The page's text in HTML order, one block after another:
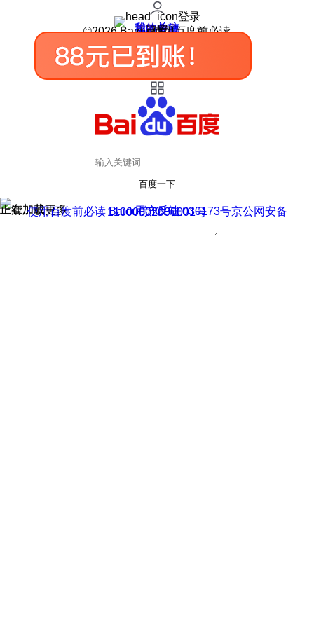
登录
我的关注
我的收藏
皮肤中心
用户反馈
设置
©2026 Baidu 使用百度前必读
百度一下
正在加载
上滑加载更多 用户反馈
使用百度前必读 Baidu 京ICP证030173号
京公网安备11000002000001号